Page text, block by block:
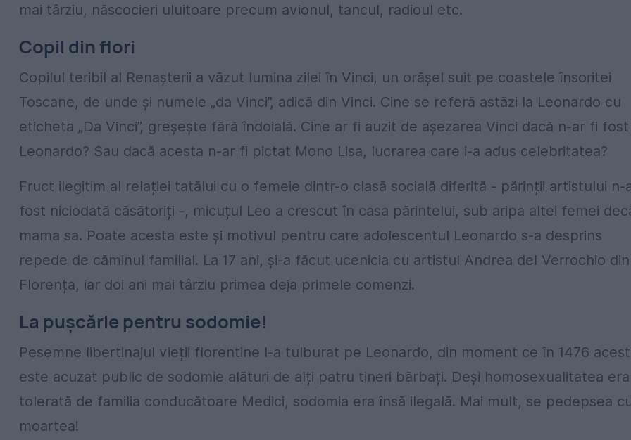
mai târziu, născocieri uluitoare precum avionul, tancul, radioul etc.
Copil din flori
Copilul teribil al Renașterii a văzut lumina zilei în Vinci, un orășel suit pe coastele însoritei
Toscane, de unde și numele „da Vinci”, adică din Vinci. Cine se referă astăzi la Leonardo cu
eticheta „Da Vinci”, greșește fără îndoială. Cine ar fi auzit de așezarea Vinci dacă n-ar fi fost
Leonardo? Sau dacă acesta n-ar fi pictat Mono Lisa, lucrarea care i-a adus celebritatea?
Fruct ilegitim al relației tatălui cu o femeie dintr-o clasă socială diferită - părinții artistului n-
fost niciodată căsătoriți -, micuțul Leo a crescut în casa părintelui, sub aripa altei femei
mama sa. Poate acesta este și motivul pentru care adolescentul Leonardo s-a desprins
repede de căminul familial. La 17 ani, și-a făcut ucenicia cu artistul Andrea del Verrochio din
Florența, iar doi ani mai târziu primea deja primele comenzi.
La pușcărie pentru sodomie!
Pesemne libertinajul vieții florentine l-a tulburat pe Leonardo, din moment ce în 1476
este acuzat public de sodomie alături de alți patru tineri bărbați. Deși homosexualitatea era
tolerată de familia conducătoare Medici, sodomia era însă ilegală. Mai mult, se pedepsea
moartea!